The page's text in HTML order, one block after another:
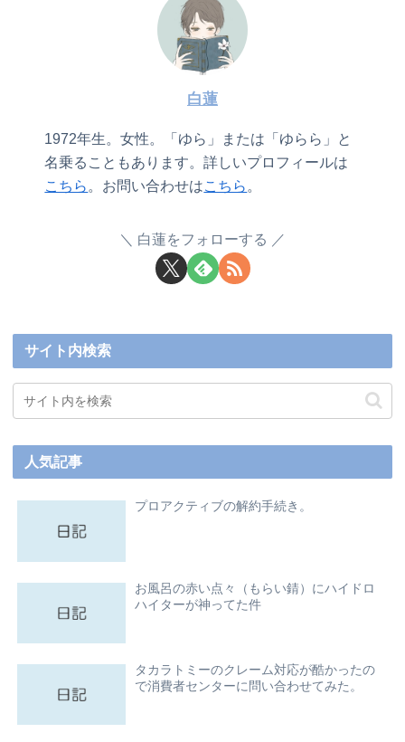
白蓮
1972年生。女性。「ゆら」または「ゆらら」と
名乗ることもあります。詳しいプロフィールは
こちら 。お問い合わせはこちら 。
白蓮をフォローする
サイト内検索
人気記事
プロアクティブの解約手続き。
お風呂の赤い点々（もらい錆）にハイドロ
ハイターが神ってた件
タカラトミーのクレーム対応が酷かったの
で消費者センターに問い合わせてみた。